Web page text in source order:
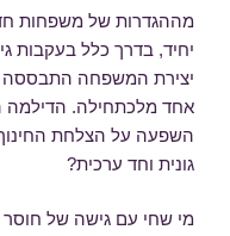
מההגדרות של משפחות
יחיד, בדרך כלל בעקבות
יצירת המשפחה התבססה
אחד מלכתחילה. הדילמה
השפעה על הצלחת
גונית וחד ערכית?
מי שחי עם גישה של חוסר